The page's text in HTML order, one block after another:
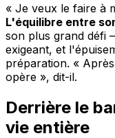
« Je veux le faire à
L'équilibre entre
son plus grand défi
exigeant, et
préparation. «
opère », dit-il.
Derrière le
vie entière